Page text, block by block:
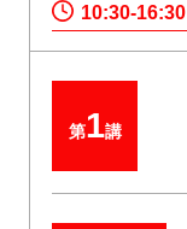
10:30-16:30
第1講